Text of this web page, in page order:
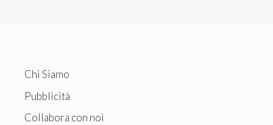
Chi Siamo
Pubblicità
Collabora con noi